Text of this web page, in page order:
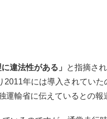
違法性がある」
と指摘さ
年には導入されてい
運輸省に伝えているとの報